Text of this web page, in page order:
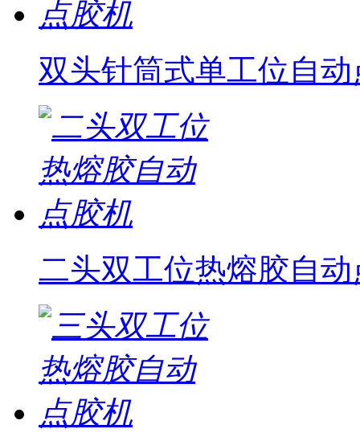
双头针筒式单工位自
二头双工位热熔胶自